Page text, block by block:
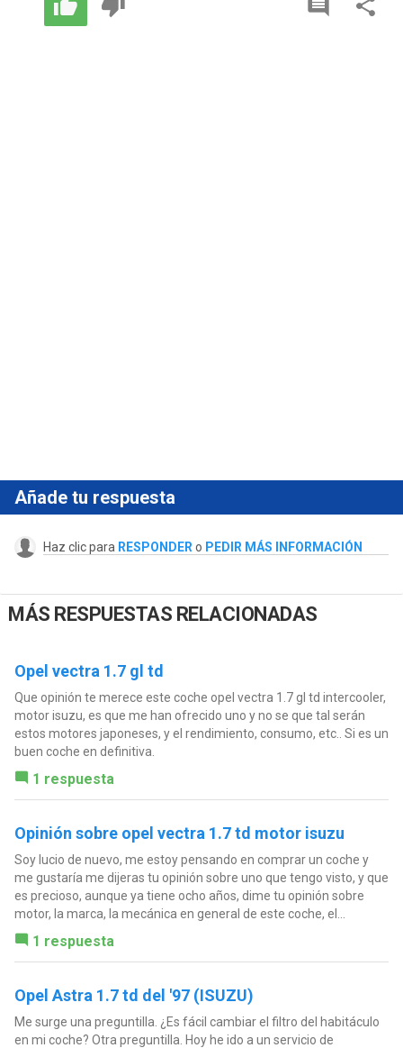
Añade tu respuesta
Haz clic para RESPONDER o PEDIR MÁS INFORMACIÓN
MÁS RESPUESTAS RELACIONADAS
Opel vectra 1.7 gl td
Que opinión te merece este coche opel vectra 1.7 gl td intercooler,
motor isuzu, es que me han ofrecido uno y no se que tal serán
estos motores japoneses, y el rendimiento, consumo, etc.. Si es un
buen coche en definitiva.
1 respuesta
Opinión sobre opel vectra 1.7 td motor isuzu
Soy lucio de nuevo, me estoy pensando en comprar un coche y
me gustaría me dijeras tu opinión sobre uno que tengo visto, y que
es precioso, aunque ya tiene ocho años, dime tu opinión sobre
motor, la marca, la mecánica en general de este coche, el...
1 respuesta
Opel Astra 1.7 td del '97 (ISUZU)
Me surge una preguntilla. ¿Es fácil cambiar el filtro del habitáculo
en mi coche? Otra preguntilla. Hoy he ido a un servicio de